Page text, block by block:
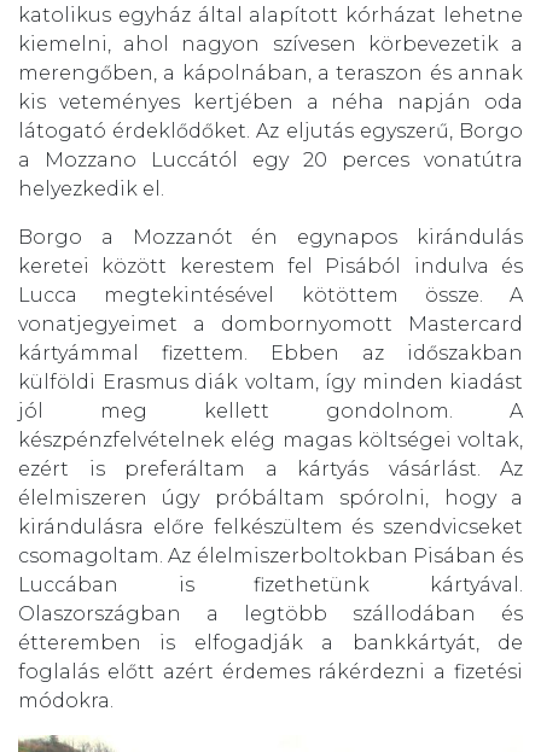
katolikus egyház által alapított kórházat lehetne
kiemelni, ahol nagyon szívesen körbevezetik a
merengőben, a kápolnában, a teraszon és annak
kis veteményes kertjében a néha napján oda
látogató érdeklődőket. Az eljutás egyszerű, Borgo
a Mozzano Luccától egy 20 perces vonatútra
helyezkedik el.
Borgo a Mozzanót én egynapos kirándulás
keretei között kerestem fel Pisából indulva és
Lucca megtekintésével kötöttem össze. A
vonatjegyeimet a dombornyomott Mastercard
kártyámmal fizettem. Ebben az időszakban
külföldi Erasmus diák voltam, így minden kiadást
jól meg kellett gondolnom. A
készpénzfelvételnek elég magas költségei voltak,
ezért is preferáltam a kártyás vásárlást. Az
élelmiszeren úgy próbáltam spórolni, hogy a
kirándulásra előre felkészültem és szendvicseket
csomagoltam. Az élelmiszerboltokban Pisában és
Luccában is fizethetünk kártyával.
Olaszországban a legtöbb szállodában és
étteremben is elfogadják a bankkártyát, de
foglalás előtt azért érdemes rákérdezni a fizetési
módokra.